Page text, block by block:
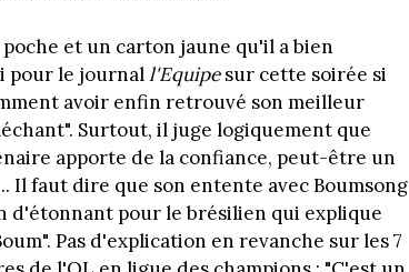
et un carton jaune qu'il a bien
pour le journall'Equipesur cette soirée si
avoir enfin retrouvé son meilleur
Surtout, il juge logiquement que
apporte de la confiance, peut-être un
Il faut dire que son entente avec Boumsong
d'étonnant pour le brésilien qui explique
Pas d'explication en revanche sur les 7